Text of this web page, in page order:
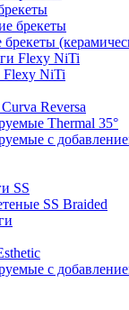
брекеты
брекеты
NiTi
Reversa
Thermal 35°
с
SS
SS Braided
с